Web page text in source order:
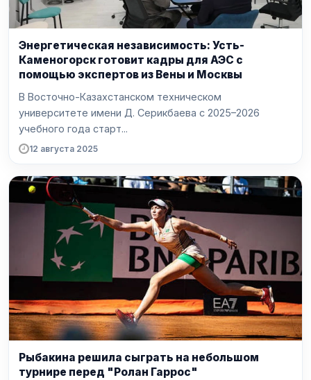
Энергетическая независимость: Усть-
Каменогорск готовит кадры для АЭС с
помощью экспертов из Вены и Москвы
В Восточно-Казахстанском техническом
университете имени Д. Серикбаева с 2025–2026
учебного года старт...
12 августа 2025
Рыбакина решила сыграть на небольшом
турнире перед "Ролан Гаррос"